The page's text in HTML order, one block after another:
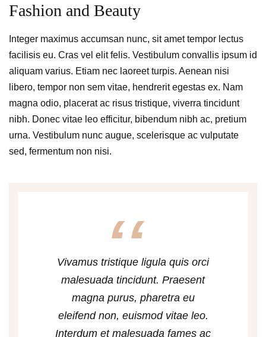
Fashion and Beauty
Integer maximus accumsan nunc, sit amet tempor lectus
facilisis eu. Cras vel elit felis. Vestibulum convallis ipsum id
aliquam varius. Etiam nec laoreet turpis. Aenean nisi
libero, tempor non sem vitae, hendrerit egestas ex. Nam
magna odio, placerat ac risus tristique, viverra tincidunt
nibh. Donec vitae leo efficitur, bibendum nibh ac, pretium
urna. Vestibulum nunc augue, scelerisque ac vulputate
sed, fermentum non nisi.
Vivamus tristique ligula quis orci
malesuada tincidunt. Praesent
magna purus, pharetra eu
eleifend non, euismod vitae leo.
Interdum et malesuada fames ac